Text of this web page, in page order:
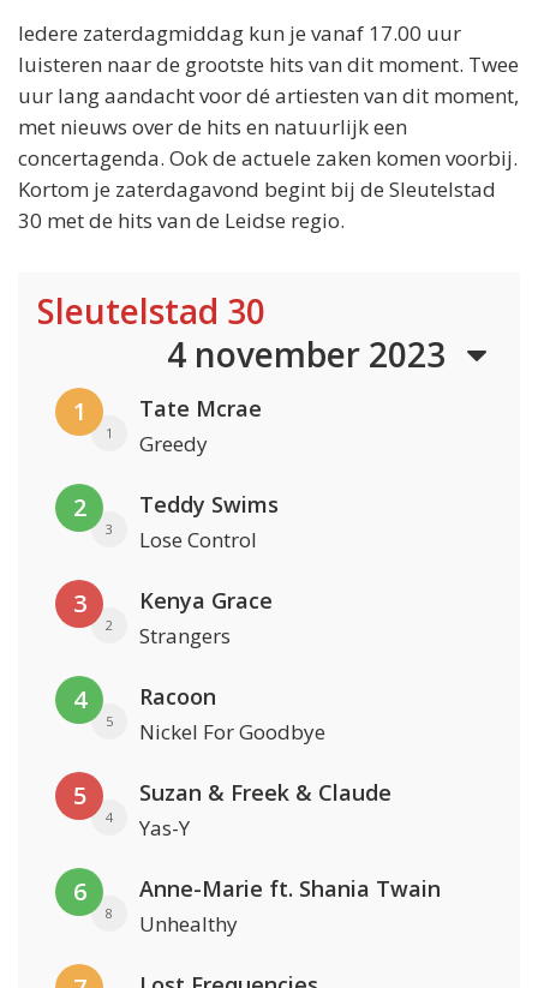
Iedere zaterdagmiddag kun je vanaf 17.00 uur
luisteren naar de grootste hits van dit moment. Twee
uur lang aandacht voor dé artiesten van dit moment,
met nieuws over de hits en natuurlijk een
concertagenda. Ook de actuele zaken komen voorbij.
Kortom je zaterdagavond begint bij de Sleutelstad
30 met de hits van de Leidse regio.
Sleutelstad 30
4 november 2023
1
1
Tate Mcrae
Greedy
2
3
Teddy Swims
Lose Control
3
2
Kenya Grace
Strangers
4
5
Racoon
Nickel For Goodbye
5
4
Suzan & Freek & Claude
Yas-Y
6
8
Anne-Marie ft. Shania Twain
Unhealthy